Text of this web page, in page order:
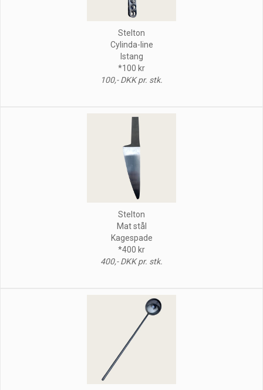
Stelton
Cylinda-line
Istang
*100 kr
100,- DKK pr. stk.
Stelton
Mat stål
Kagespade
*400 kr
400,- DKK pr. stk.